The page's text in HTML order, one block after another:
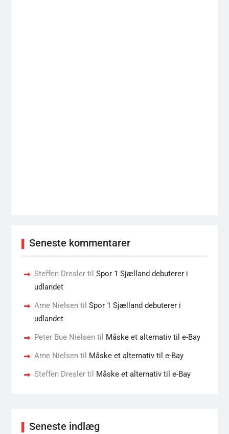
Seneste kommentarer
Steffen Dreslertil Spor 1 Sjælland debuterer i
udlandet
Arne Nielsentil Spor 1 Sjælland debuterer i
udlandet
Peter Bue Nielsentil Måske et alternativ til e-Bay
Arne Nielsentil Måske et alternativ til e-Bay
Steffen Dreslertil Måske et alternativ til e-Bay
Seneste indlæg